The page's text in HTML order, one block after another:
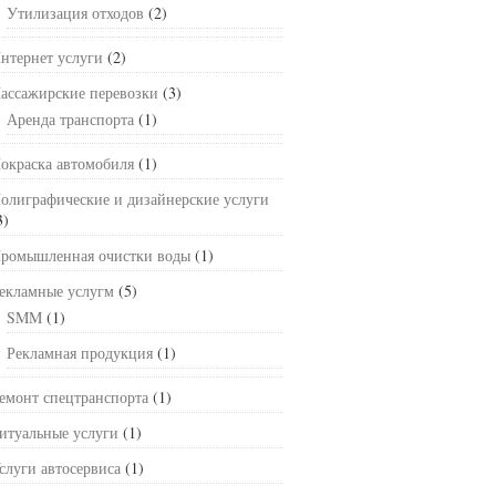
Утилизация отходов (2)
услуги (2)
перевозки (3)
Аренда транспорта (1)
автомобиля (1)
и дизайнерские услуги
очистки воды (1)
услугм (5)
SMM (1)
Рекламная продукция (1)
спецтранспорта (1)
услуги (1)
автосервиса (1)